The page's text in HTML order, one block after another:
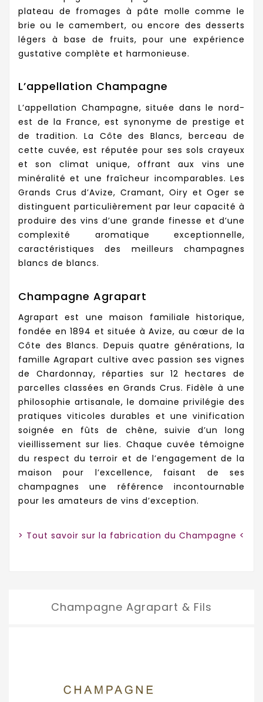
plateau de fromages à pâte molle comme le
brie ou le camembert, ou encore des desserts
légers à base de fruits, pour une expérience
gustative complète et harmonieuse.
L’appellation Champagne
L’appellation Champagne, située dans le nord-
est de la France, est synonyme de prestige et
de tradition. La Côte des Blancs, berceau de
cette cuvée, est réputée pour ses sols crayeux
et son climat unique, offrant aux vins une
minéralité et une fraîcheur incomparables. Les
Grands Crus d’Avize, Cramant, Oiry et Oger se
distinguent particulièrement par leur capacité à
produire des vins d’une grande finesse et d’une
complexité aromatique exceptionnelle,
caractéristiques des meilleurs champagnes
blancs de blancs.
Champagne Agrapart
Agrapart est une maison familiale historique,
fondée en 1894 et située à Avize, au cœur de la
Côte des Blancs. Depuis quatre générations, la
famille Agrapart cultive avec passion ses vignes
de Chardonnay, réparties sur 12 hectares de
parcelles classées en Grands Crus. Fidèle à une
philosophie artisanale, le domaine privilégie des
pratiques viticoles durables et une vinification
soignée en fûts de chêne, suivie d’un long
vieillissement sur lies. Chaque cuvée témoigne
du respect du terroir et de l’engagement de la
maison pour l’excellence, faisant de ses
champagnes une référence incontournable
pour les amateurs de vins d’exception.
> Tout savoir sur la fabrication du Champagne <
Champagne Agrapart & Fils